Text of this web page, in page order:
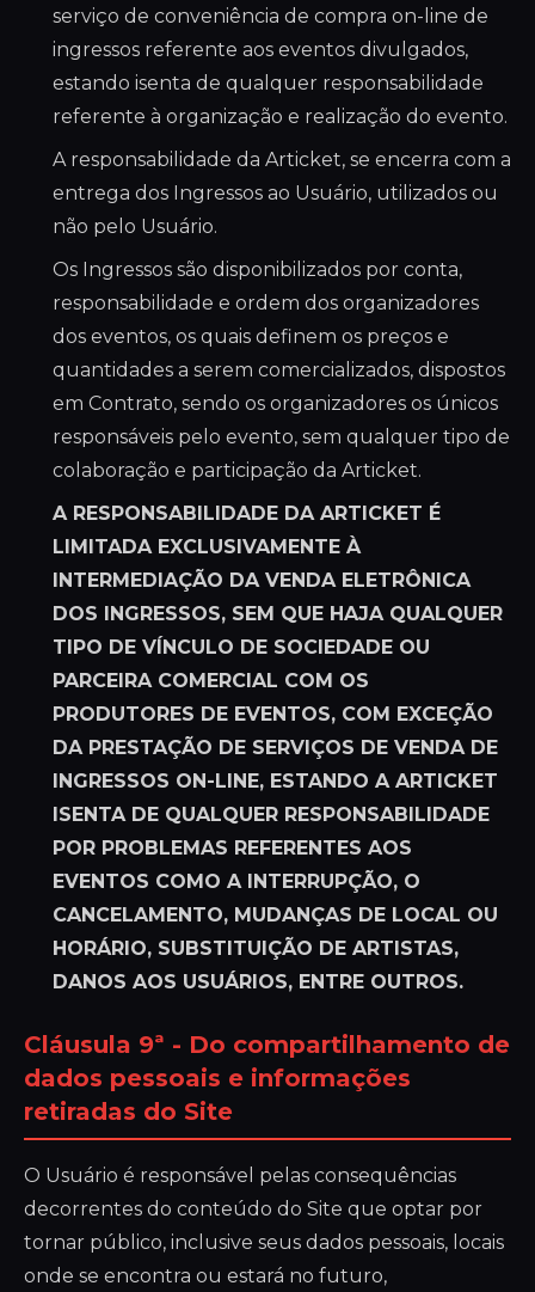
serviço de conveniência de compra on-line de
ingressos referente aos eventos divulgados,
estando isenta de qualquer responsabilidade
referente à organização e realização do evento.
A responsabilidade da Articket, se encerra com a
entrega dos Ingressos ao Usuário, utilizados ou
não pelo Usuário.
Os Ingressos são disponibilizados por conta,
responsabilidade e ordem dos organizadores
dos eventos, os quais definem os preços e
quantidades a serem comercializados, dispostos
em Contrato, sendo os organizadores os únicos
responsáveis pelo evento, sem qualquer tipo de
colaboração e participação da Articket.
A RESPONSABILIDADE DA ARTICKET É
LIMITADA EXCLUSIVAMENTE À
INTERMEDIAÇÃO DA VENDA ELETRÔNICA
DOS INGRESSOS, SEM QUE HAJA QUALQUER
TIPO DE VÍNCULO DE SOCIEDADE OU
PARCEIRA COMERCIAL COM OS
PRODUTORES DE EVENTOS, COM EXCEÇÃO
DA PRESTAÇÃO DE SERVIÇOS DE VENDA DE
INGRESSOS ON-LINE, ESTANDO A ARTICKET
ISENTA DE QUALQUER RESPONSABILIDADE
POR PROBLEMAS REFERENTES AOS
EVENTOS COMO A INTERRUPÇÃO, O
CANCELAMENTO, MUDANÇAS DE LOCAL OU
HORÁRIO, SUBSTITUIÇÃO DE ARTISTAS,
DANOS AOS USUÁRIOS, ENTRE OUTROS.
Cláusula 9ª - Do compartilhamento de
dados pessoais e informações
retiradas do Site
O Usuário é responsável pelas consequências
decorrentes do conteúdo do Site que optar por
tornar público, inclusive seus dados pessoais, locais
onde se encontra ou estará no futuro,